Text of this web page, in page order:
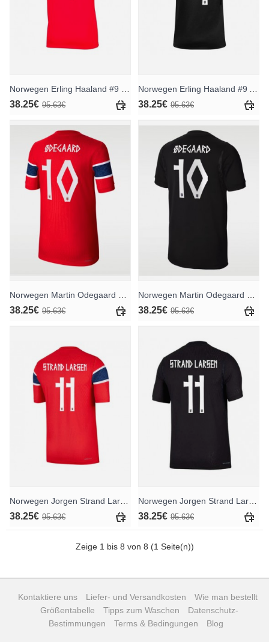
38.25€ 95.63€ 38.25€ 95.63€
38.25€ 95.63€ 38.25€ 95.63€
38.25€ 95.63€ 38.25€ 95.63€
Zeige 1 bis 8 von 8 (1 Seite(n))
Kontaktiere uns Liefer- und Versandkosten
Wie man bestellt
Größentabelle
Tipps zum Waschen
Datenschutz-
Bestimmungen
Terms & Bedingungen Blog